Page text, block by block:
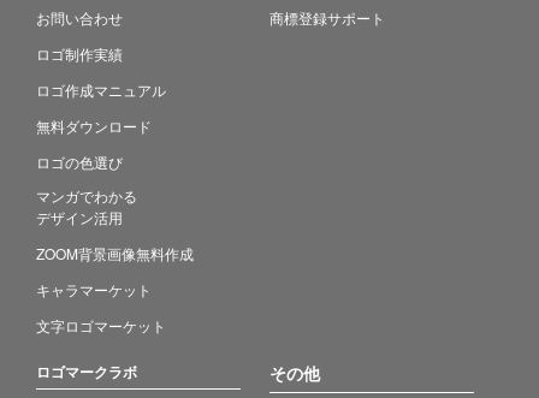
お問い合わせ
ロゴ制作実績
ロゴ作成マニュアル
無料ダウンロード
ロゴの色選び
マンガでわかる
デザイン活用
ZOOM背景画像無料作成
キャラマーケット
文字ロゴマーケット
商標登録サポート
ロゴマークラボ その他